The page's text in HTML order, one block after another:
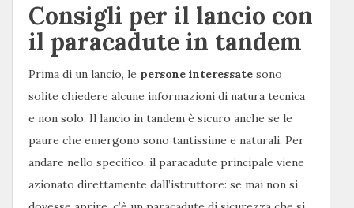
Consigli per il lancio con
il paracadute in tandem
Prima di un lancio, le persone interessate sono
solite chiedere alcune informazioni di natura tecnica
e non solo. Il lancio in tandem è sicuro anche se le
paure che emergono sono tantissime e naturali. Per
andare nello specifico, il paracadute principale viene
azionato direttamente dall’istruttore: se mai non si